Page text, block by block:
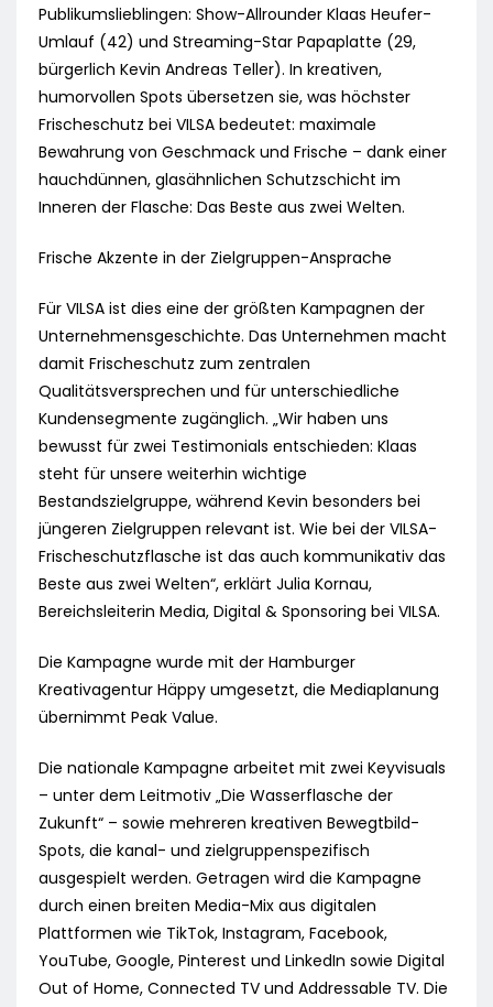
Publikumslieblingen: Show-Allrounder Klaas Heufer-
Umlauf (42) und Streaming-Star Papaplatte (29,
bürgerlich Kevin Andreas Teller). In kreativen,
humorvollen Spots übersetzen sie, was höchster
Frischeschutz bei VILSA bedeutet: maximale
Bewahrung von Geschmack und Frische – dank einer
hauchdünnen, glasähnlichen Schutzschicht im
Inneren der Flasche: Das Beste aus zwei Welten.
Frische Akzente in der Zielgruppen-Ansprache
Für VILSA ist dies eine der größten Kampagnen der
Unternehmensgeschichte. Das Unternehmen macht
damit Frischeschutz zum zentralen
Qualitätsversprechen und für unterschiedliche
Kundensegmente zugänglich. „Wir haben uns
bewusst für zwei Testimonials entschieden: Klaas
steht für unsere weiterhin wichtige
Bestandszielgruppe, während Kevin besonders bei
jüngeren Zielgruppen relevant ist. Wie bei der VILSA-
Frischeschutzflasche ist das auch kommunikativ das
Beste aus zwei Welten“, erklärt Julia Kornau,
Bereichsleiterin Media, Digital & Sponsoring bei VILSA.
Die Kampagne wurde mit der Hamburger
Kreativagentur Häppy umgesetzt, die Mediaplanung
übernimmt Peak Value.
Die nationale Kampagne arbeitet mit zwei Keyvisuals
– unter dem Leitmotiv „Die Wasserflasche der
Zukunft“ – sowie mehreren kreativen Bewegtbild-
Spots, die kanal- und zielgruppenspezifisch
ausgespielt werden. Getragen wird die Kampagne
durch einen breiten Media-Mix aus digitalen
Plattformen wie TikTok, Instagram, Facebook,
YouTube, Google, Pinterest und LinkedIn sowie Digital
Out of Home, Connected TV und Addressable TV. Die